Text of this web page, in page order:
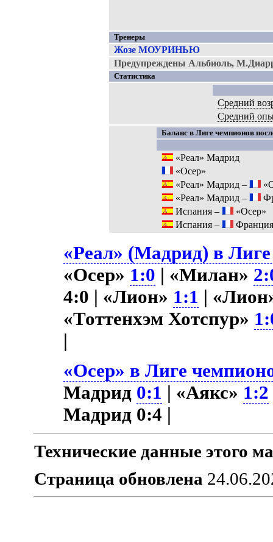
Тренеры
Жозе МОУРИНЬЮ
Предупреждены Альбиоль,
Статистика
Средний
Средний
Баланс в Лиге чемпионов
«Реал» Мадрид
«Осер»
«Реал» Мадрид –
«Реал» Мадрид –
Испания –
«Осер»
Испания –
Франция
«Реал» (Мадрид) в
«Осер» 1:0 | «Милан»
4:0 | «Лион» 1:1 |
«Тоттенхэм Хотспур»
|
«Осер» в Лиге
Мадрид 0:1 | «Аякс» 1:2
Мадрид 0:4 |
Технические данные этого
Страница обновлена